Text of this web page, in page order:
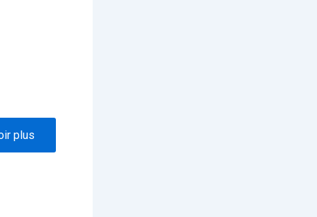
plus